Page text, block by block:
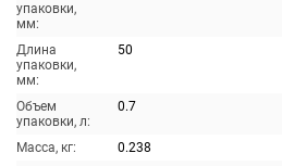
упаковки,
мм:
Длина
упаковки,
мм:
50
Объем
упаковки, л:
0.7
Масса, кг:
0.238